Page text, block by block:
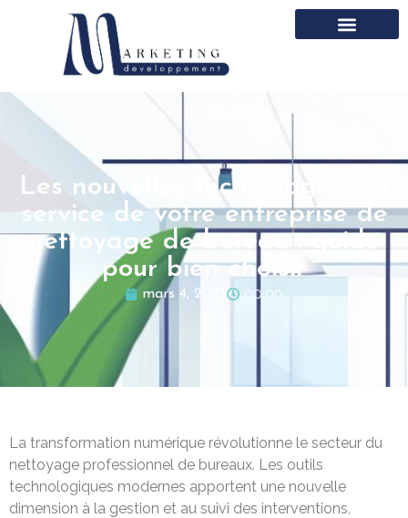
Les nouvelles technologies au
service de votre entreprise de
nettoyage de bureau : guide
pour bien choisir
mars 4, 2025 00:00
La transformation numérique révolutionne le secteur du
nettoyage professionnel de bureaux. Les outils
technologiques modernes apportent une nouvelle
dimension à la gestion et au suivi des interventions,